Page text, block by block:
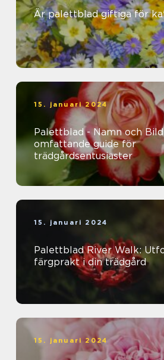
Är palettblad giftiga för
15. januari 2024
Palettblad - Namn och
omfattande guide för
trädgårdsentusiaster
15. januari 2024
Palettblad River Walk:
färgprakt i din trädgård
15. januari 2024